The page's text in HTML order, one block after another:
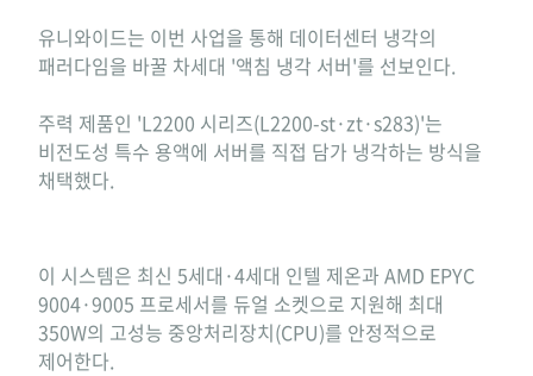
유니와이드는 이번 사업을 통해 데이터센터 냉각의
패러다임을 바꿀 차세대 '액침 냉각 서버'를 선보인다.
주력 제품인 'L2200 시리즈(L2200-st·zt·s283)'는
비전도성 특수 용액에 서버를 직접 담가 냉각하는 방식을
채택했다.
이 시스템은 최신 5세대·4세대 인텔 제온과 AMD EPYC
9004·9005 프로세서를 듀얼 소켓으로 지원해 최대
350W의 고성능 중앙처리장치(CPU)를 안정적으로
제어한다.